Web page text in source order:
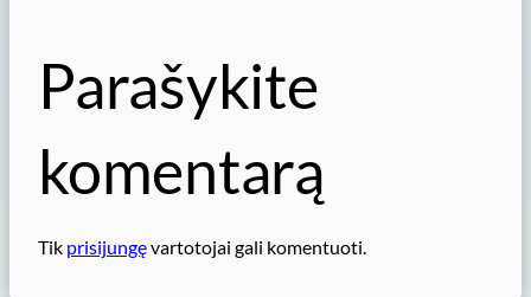
Parašykite
komentarą
Tik prisijungęvartotojai gali komentuoti.